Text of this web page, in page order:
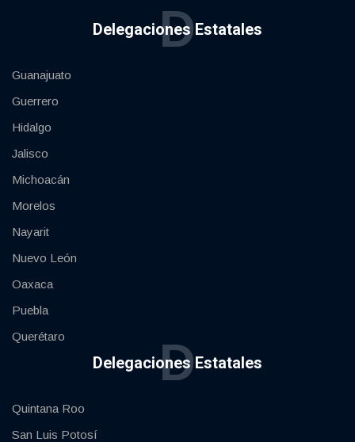
Delegaciones Estatales
D
Guanajuato
Guerrero
Hidalgo
Jalisco
Michoacán
Morelos
Nayarit
Nuevo León
Oaxaca
Puebla
Querétaro
Delegaciones Estatales
D
Quintana Roo
San Luis Potosí